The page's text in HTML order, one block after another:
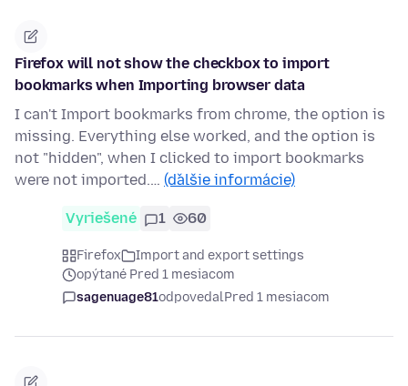
Firefox will not show the checkbox to import
bookmarks when Importing browser data
I can't Import bookmarks from chrome, the option is
missing. Everything else worked, and the option is
not "hidden", when I clicked to import bookmarks
were not imported.… (ďalšie informácie)
Vyriešené 1 60
Firefox
Import and export settings
opýtané Pred 1 mesiacom
sagenuage81odpovedalPred 1 mesiacom